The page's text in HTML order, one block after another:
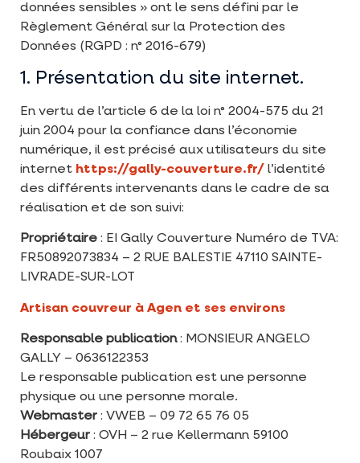
données sensibles » ont le sens défini par le
Règlement Général sur la Protection des
Données (RGPD : n° 2016-679)
1. Présentation du site internet.
En vertu de l’article 6 de la loi n° 2004-575 du 21
juin 2004 pour la confiance dans l’économie
numérique, il est précisé aux utilisateurs du site
internet https://gally-couverture.fr/ l’identité
des différents intervenants dans le cadre de sa
réalisation et de son suivi:
Propriétaire : EI Gally Couverture Numéro de TVA:
FR50892073834 – 2 RUE BALESTIE 47110 SAINTE-
LIVRADE-SUR-LOT
Artisan couvreur à Agen et ses environs
Responsable publication: MONSIEUR ANGELO
GALLY – 0636122353
Le responsable publication est une personne
physique ou une personne morale.
Webmaster : VWEB – 09 72 65 76 05
Hébergeur : OVH – 2 rue Kellermann 59100
Roubaix 1007